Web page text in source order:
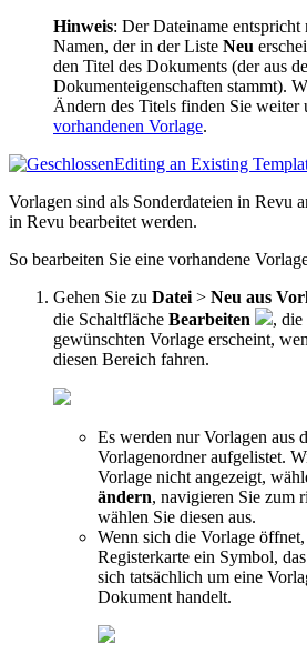
Hinweis: Der Dateiname
Namen, der in der Liste Neu
den Titel des Dokuments (der aus
Dokumenteigenschaften stammt).
Ändern des Titels finden Sie weiter
vorhandenen Vorlage.
Editing an Existing
Vorlagen sind als Sonderdateien in Revu
in Revu bearbeitet werden.
So bearbeiten Sie eine vorhandene
Gehen Sie zu Datei> Neu aus
die Schaltfläche Bearbeiten
, die
gewünschten Vorlage erscheint,
diesen Bereich fahren.
Es werden nur Vorlagen aus
Vorlagenordner aufgelistet.
Vorlage nicht angezeigt,
ändern, navigieren Sie zum
wählen Sie diesen aus.
Wenn sich die Vorlage
Registerkarte ein Symbol,
sich tatsächlich um eine
Dokument handelt.